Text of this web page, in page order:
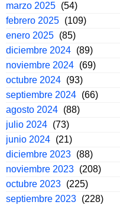
marzo 2025 (54)
febrero 2025 (109)
enero 2025 (85)
diciembre 2024 (89)
noviembre 2024 (69)
octubre 2024 (93)
septiembre 2024 (66)
agosto 2024 (88)
julio 2024 (73)
junio 2024 (21)
diciembre 2023 (88)
noviembre 2023 (208)
octubre 2023 (225)
septiembre 2023 (228)